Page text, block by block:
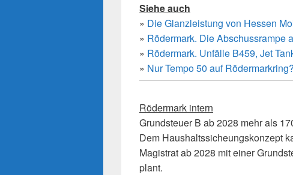
Siehe auch
» Die Glanzleistung von Hessen
» Rödermark. Die Abschussrampe
» Rödermark. Unfälle B459, Jet
» Nur Tempo 50 auf Rödermarkring?
Rödermark intern
Grundsteuer B ab 2028 mehr als
Dem Haushaltssicheungskonzept
Magistrat ab 2028 mit einer
plant.